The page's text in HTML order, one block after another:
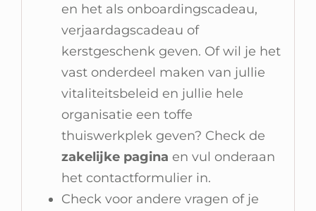
en het als onboardingscadeau,
verjaardagscadeau of
kerstgeschenk geven. Of wil je het
vast onderdeel maken van jullie
vitaliteitsbeleid en jullie hele
organisatie een toffe
thuiswerkplek geven? Check de
zakelijke pagina en vul onderaan
het contactformulier in.
Check voor andere vragen of je